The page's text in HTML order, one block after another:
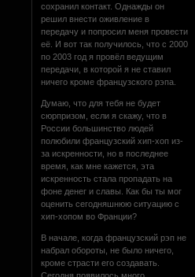
сохранил контакт. Однажды он
решил внести оживление в
передачу и попросил меня провести
её. И вот так получилось, что с 2000
по 2003 год я провёл ведущим
передачи, в которой я не ставил
ничего кроме французского рэпа.
Думаю, что для тебя не будет
сюрпризом, если я скажу, что в
России большинство людей
полюбили французский хип-хоп из-
за искренности, но в последнее
время, как мне кажется, эта
искренность стала пропадать на
фоне денег и славы. Как бы ты мог
оценить сегодняшнюю ситуацию с
хип-хопом во Франции?
В начале, когда французский рэп не
набрал обороты, не было ничего,
кроме страсти его создавать.
Сегодня появилось много